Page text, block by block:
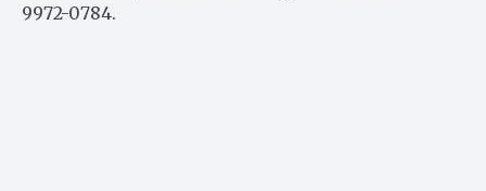
9972-0784.